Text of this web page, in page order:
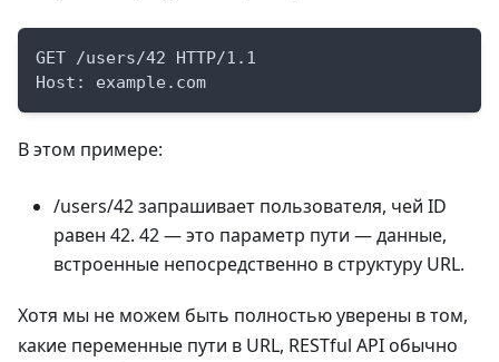
GET /users/42 HTTP/1.1
Host: example.com
В этом примере:
/users/42 запрашивает пользователя, чей ID
равен 42. 42 — это параметр пути — данные,
встроенные непосредственно в структуру URL.
Хотя мы не можем быть полностью уверены в том,
какие переменные пути в URL, RESTful API обычно